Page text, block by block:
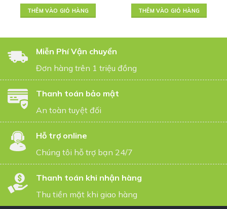
THÊM VÀO GIỎ HÀNG THÊM VÀO GIỎ HÀNG
Miễn Phí Vận chuyển
Đơn hàng trên 1 triệu đồng
Thanh toán bảo mật
An toàn tuyệt đối
Hỗ trợ online
Chúng tôi hỗ trợ bạn 24/7
Thanh toán khi nhận hàng
Thu tiền mặt khi giao hàng